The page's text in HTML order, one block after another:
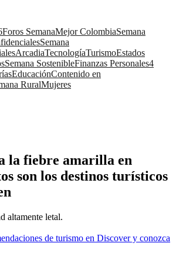
Foros SemanaMejor ColombiaSemana
Semana
ArcadiaTecnologíaTurismoEstados
Semana SostenibleFinanzas Personales4
EducaciónContenido en
RuralMujeres
la fiebre amarilla en
son los destinos turísticos
altamente letal.
de turismo en Discover y conozca